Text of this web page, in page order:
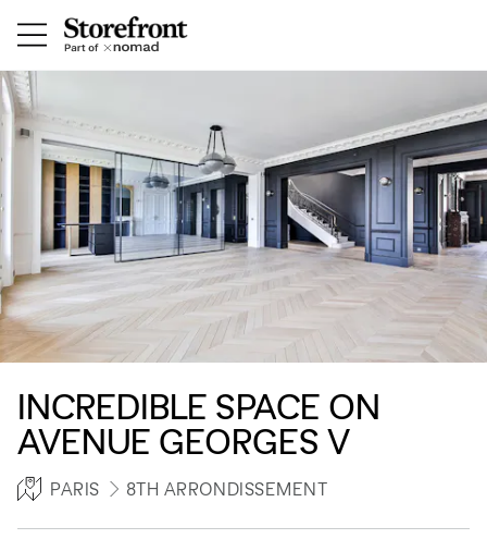
INCREDIBLE SPACE ON
AVENUE GEORGES V
PARIS 8TH ARRONDISSEMENT